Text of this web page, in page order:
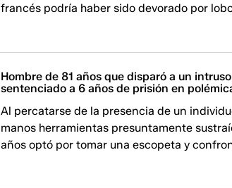
francés podría haber sido devorado por
Hombre de 81 años que disparó a un
sentenciado a 6 años de prisión en
Al percatarse de la presencia de un
manos herramientas presuntamente
años optó por tomar una escopeta y